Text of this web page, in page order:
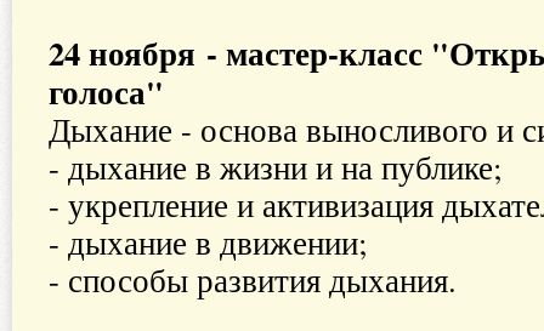
24 ноября - мастер-класс
голоса"
Дыхание - основа выносливого и
- дыхание в жизни и на публике;
- укрепление и активизация
- дыхание в движении;
- способы развития дыхания.